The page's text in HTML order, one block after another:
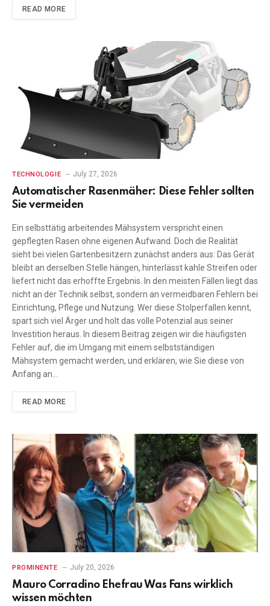
READ MORE
TECHNOLOGIE July 27, 2026
Automatischer Rasenmäher: Diese Fehler sollten
Sie vermeiden
Ein selbsttätig arbeitendes Mähsystem verspricht einen
gepflegten Rasen ohne eigenen Aufwand. Doch die Realität
sieht bei vielen Gartenbesitzern zunächst anders aus: Das Gerät
bleibt an derselben Stelle hängen, hinterlässt kahle Streifen oder
liefert nicht das erhoffte Ergebnis. In den meisten Fällen liegt das
nicht an der Technik selbst, sondern an vermeidbaren Fehlern bei
Einrichtung, Pflege und Nutzung. Wer diese Stolperfallen kennt,
spart sich viel Ärger und holt das volle Potenzial aus seiner
Investition heraus. In diesem Beitrag zeigen wir die häufigsten
Fehler auf, die im Umgang mit einem selbstständigen
Mähsystem gemacht werden, und erklären, wie Sie diese von
Anfang an…
READ MORE
PROMINENTE July 20, 2026
Mauro Corradino Ehefrau Was Fans wirklich
wissen möchten